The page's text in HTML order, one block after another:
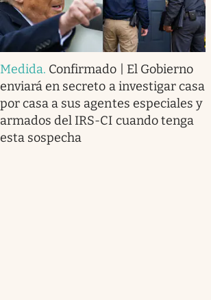
Medida. Confirmado | El Gobierno
enviará en secreto a investigar casa
por casa a sus agentes especiales y
armados del IRS-CI cuando tenga
esta sospecha